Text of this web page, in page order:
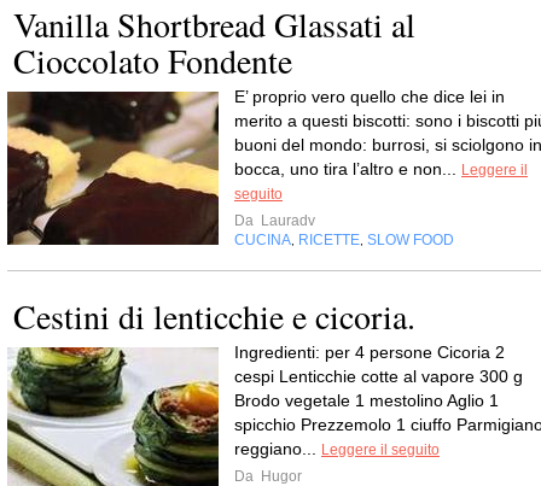
Vanilla Shortbread Glassati al
Cioccolato Fondente
E’ proprio vero quello che dice lei in
merito a questi biscotti: sono i biscotti
buoni del mondo: burrosi, si sciolgono in
bocca, uno tira l’altro e non...
Leggere il
seguito
Da Lauradv
CUCINA RICETTE SLOW FOOD
Cestini di lenticchie e cicoria.
Ingredienti: per 4 persone Cicoria 2
cespi Lenticchie cotte al vapore 300 g
Brodo vegetale 1 mestolino Aglio 1
spicchio Prezzemolo 1 ciuffo
reggiano...
Leggere il seguito
Da Hugor